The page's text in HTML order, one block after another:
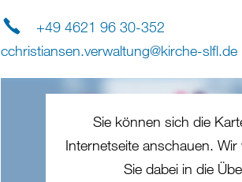
+49 4621 96 30-352
cchristiansen.verwaltung@kirche-slfl.de
Sie können sich die
Internetseite anschauen.
Sie dabei in die